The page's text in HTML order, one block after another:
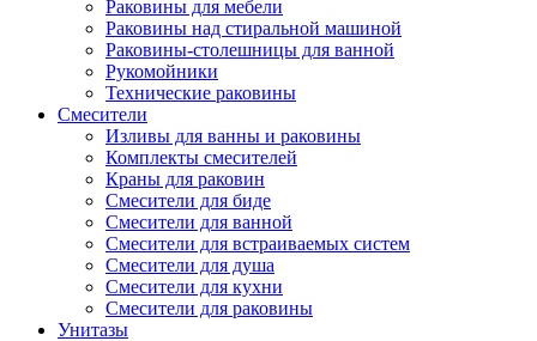
Раковины для мебели
Раковины над стиральной машиной
Раковины-столешницы для ванной
Рукомойники
Технические раковины
Смесители
Изливы для ванны и раковины
Комплекты смесителей
Краны для раковин
Смесители для биде
Смесители для ванной
Смесители для встраиваемых систем
Смесители для душа
Смесители для кухни
Смесители для раковины
Унитазы